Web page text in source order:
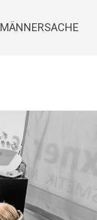
MÄNNERSACHE